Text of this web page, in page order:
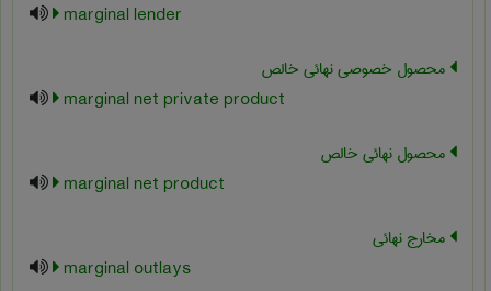
marginal lender
محصول خصوصی نهائی خالص
marginal net private product
محصول نهائی خالص
marginal net product
مخارج نهائی
marginal outlays